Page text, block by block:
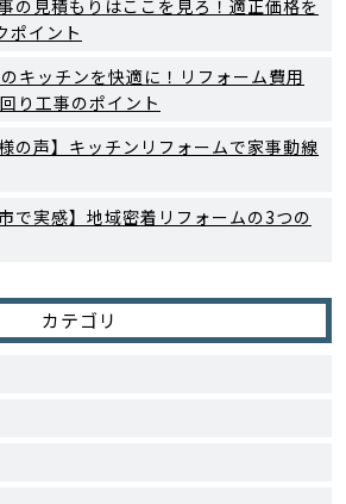
の見積もりはここを見ろ！適正価格を
ポイント
キッチンを快適に！リフォーム費用
り工事のポイント
様の声】キッチンリフォームで家事動線
市で実感】地域密着リフォームの3つの
カテゴリ